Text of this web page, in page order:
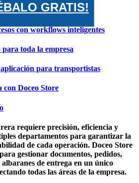
GRATIS!
con workflows inteligentes
toda la empresa
para transportistas
Doceo Store
requiere precisión, eficiencia y
departamentos para garantizar la
de cada operación. Doceo Store
gestionar documentos, pedidos,
de entrega en un único
todas las áreas de la empresa.